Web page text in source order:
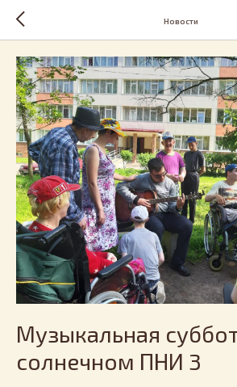
Новости
Музыкальная
солнечном ПНИ 3